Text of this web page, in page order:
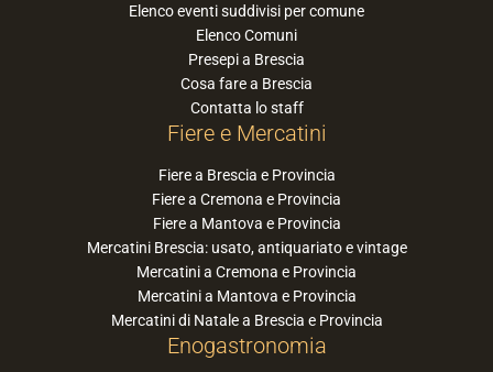
Elenco eventi suddivisi per comune
Elenco Comuni
Presepi a Brescia
Cosa fare a Brescia
Contatta lo staff
Fiere e Mercatini
Fiere a Brescia e Provincia
Fiere a Cremona e Provincia
Fiere a Mantova e Provincia
Mercatini Brescia: usato, antiquariato e vintage
Mercatini a Cremona e Provincia
Mercatini a Mantova e Provincia
Mercatini di Natale a Brescia e Provincia
Enogastronomia